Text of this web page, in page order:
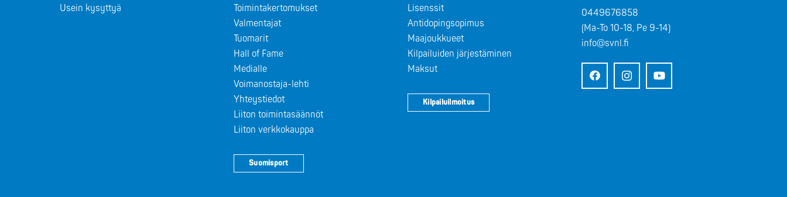
Usein kysyttyä
Toimintakertomukset
Valmentajat
Tuomarit
Hall of Fame
Medialle
Voimanostaja-lehti
Yhteystiedot
Liiton toimintasäännöt
Liiton verkkokauppa
Suomisport
Lisenssit
Antidopingsopimus
Maajoukkueet
Kilpailuiden järjestäminen
Maksut
Kilpailuilmoitus
0449676858
(Ma-To 10-18, Pe 9-14)
info@svnl.fi